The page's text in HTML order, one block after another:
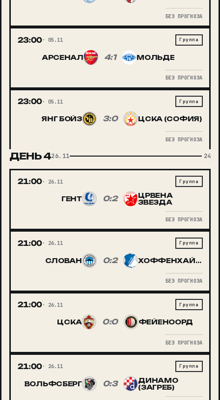
БЕЗ ПРОГНОЗА
23:00 05.11 Группа
АРСЕНАЛ 4:1 МОЛЬДЕ
БЕЗ ПРОГНОЗА
23:00 05.11 Группа
ЯНГ БОЙЗ 3:0 ЦСКА (СОФИЯ)
БЕЗ ПРОГНОЗА
ДЕНЬ426.11 24
21:00 26.11 Группа
ГЕНТ 0:2
ЦРВЕНА
ЗВЕЗДА
БЕЗ ПРОГНОЗА
21:00 26.11 Группа
СЛОВАН 0:2 ХОФФЕНХАЙМ
БЕЗ ПРОГНОЗА
21:00 26.11 Группа
ЦСКА 0:0 ФЕЙЕНООРД
БЕЗ ПРОГНОЗА
21:00 26.11 Группа
ВОЛЬФСБЕРГ 0:3
ДИНАМО
(ЗАГРЕБ)